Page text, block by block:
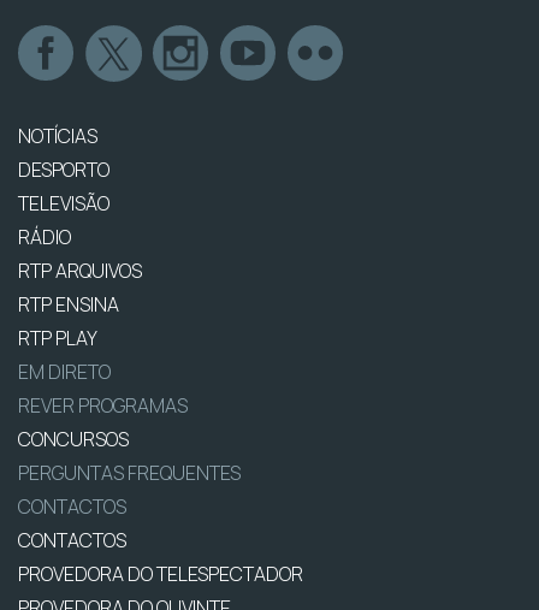
NOTÍCIAS
DESPORTO
TELEVISÃO
RÁDIO
RTP ARQUIVOS
RTP ENSINA
RTP PLAY
EM DIRETO
REVER PROGRAMAS
CONCURSOS
PERGUNTAS FREQUENTES
CONTACTOS
CONTACTOS
PROVEDORA DO TELESPECTADOR